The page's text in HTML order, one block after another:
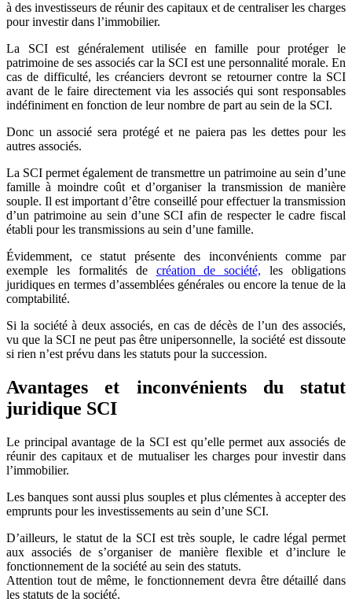
à des investisseurs de réunir des capitaux et de centraliser les charges
pour investir dans l’immobilier.
La SCI est généralement utilisée en famille pour protéger le
patrimoine de ses associés car la SCI est une personnalité morale. En
cas de difficulté, les créanciers devront se retourner contre la SCI
avant de le faire directement via les associés qui sont responsables
indéfiniment en fonction de leur nombre de part au sein de la SCI.
Donc un associé sera protégé et ne paiera pas les dettes pour les
autres associés.
La SCI permet également de transmettre un patrimoine au sein d’une
famille à moindre coût et d’organiser la transmission de manière
souple. Il est important d’être conseillé pour effectuer la transmission
d’un patrimoine au sein d’une SCI afin de respecter le cadre fiscal
établi pour les transmissions au sein d’une famille.
Évidemment, ce statut présente des inconvénients comme par
exemple les formalités de création de société, les obligations
juridiques en termes d’assemblées générales ou encore la tenue de la
comptabilité.
Si la société à deux associés, en cas de décès de l’un des associés,
vu que la SCI ne peut pas être unipersonnelle, la société est dissoute
si rien n’est prévu dans les statuts pour la succession.
Avantages et inconvénients du statut
juridique SCI
Le principal avantage de la SCI est qu’elle permet aux associés de
réunir des capitaux et de mutualiser les charges pour investir dans
l’immobilier.
Les banques sont aussi plus souples et plus clémentes à accepter des
emprunts pour les investissements au sein d’une SCI.
D’ailleurs, le statut de la SCI est très souple, le cadre légal permet
aux associés de s’organiser de manière flexible et d’inclure le
fonctionnement de la société au sein des statuts.
Attention tout de même, le fonctionnement devra être détaillé dans
les statuts de la société.